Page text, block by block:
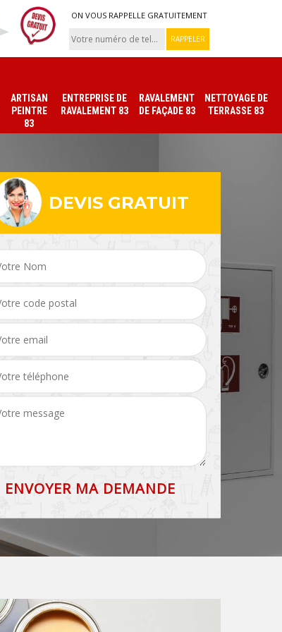
ON VOUS RAPPELLE GRATUITEMENT
ARTISAN
PEINTRE
83
ENTREPRISE DE
RAVALEMENT 83
RAVALEMENT
DE FAÇADE 83
NETTOYAGE DE
TERRASSE 83
Peintre intérieur 83 Peinture sur tuile et
toiture 83
DEVIS GRATUIT